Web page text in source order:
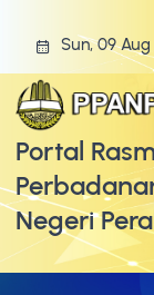
Sun, 09
Portal
Negeri